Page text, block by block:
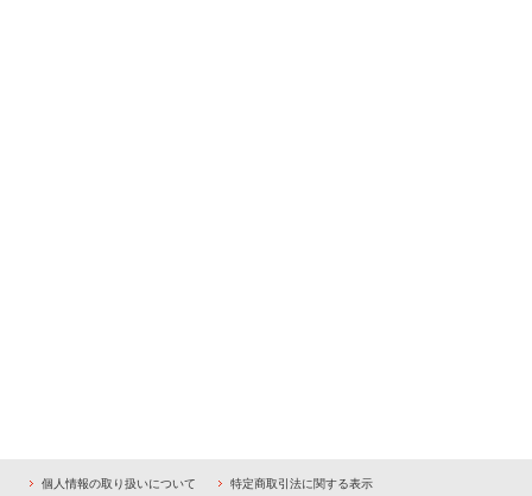
個人情報の取り扱いについて 特定商取引法に関する表示